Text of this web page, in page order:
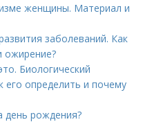
женщины. Материал и
заболеваний. Как
ожирение?
Биологический
его определить и почему
рождения?